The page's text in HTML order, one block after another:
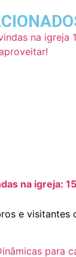
na igreja:
e visitantes